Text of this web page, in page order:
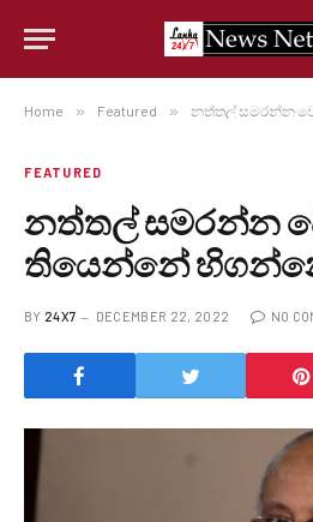
Home » Featured » නත්තල් සමරන්න
FEATURED
නත්තල් සමරන්න
තියෙන්නේ
BY 24X7 DECEMBER 22, 2022 NO